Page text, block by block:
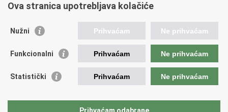
Pozivi za žurnu pomoć
Važne poveznice
Vlada RH
Muzej hrvatskog vatrogastva
The Federation of EUropean Fire Officers FEU
Ova stranica upotrebljava kolačiće
Nužni Prihvaćam Ne prihvaćam
Funkcionalni Prihvaćam Ne prihvaćam
Statistički Prihvaćam Ne prihvaćam